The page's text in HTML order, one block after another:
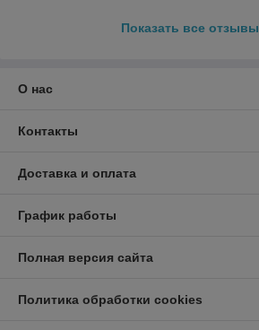
Показать все отзывы
О нас
Контакты
Доставка и оплата
График работы
Полная версия сайта
Политика обработки cookies